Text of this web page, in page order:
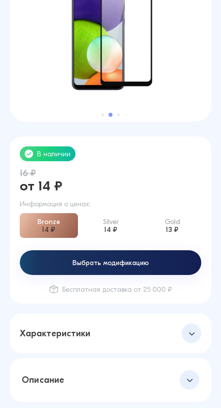
Характеристики
В наличии
16 ₽
от 14 ₽
Информация о ценах:
Bronze
14 ₽
Silver
14 ₽
Gold
13 ₽
Выбрать модификацию
Бесплатная доставка от 25 000 ₽
Описание